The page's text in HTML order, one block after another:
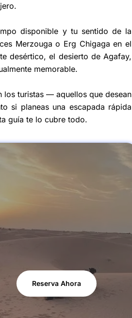
disponible y tu sentido de la
Merzouga o Erg Chigaga en el
desértico, el desierto de Agafay,
memorable.
los turistas — aquellos que desean
si planeas una escapada rápida
guía te lo cubre todo.
Reserva Ahora